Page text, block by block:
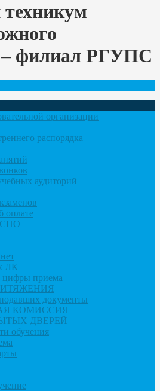
– филиал РГУПС
организации
распорядка
аудиторий
оплате
СПО
ЛК
цифры приема
документы
КОМИССИЯ
ДВЕРЕЙ
обучения